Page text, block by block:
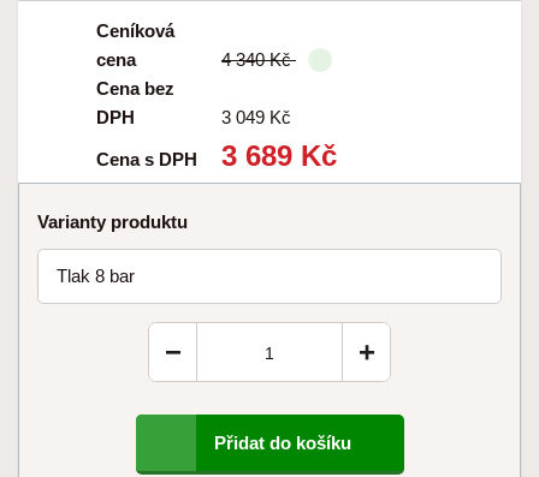
Ceníková
cena
4 340 Kč
Cena bez
DPH
3 049 Kč
Cena s DPH 3 689 Kč
Varianty produktu
Tlak 8 bar
+
−
Přidat do košíku